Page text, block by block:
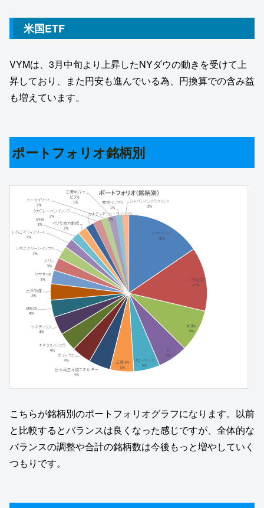
米国ETF
VYMは、3月中旬より上昇したNYダウの動きを受けて上
昇しており、また円安も進んでいる為、円換算での含み益
も増えています。
ポートフォリオ銘柄別
こちらが銘柄別のポートフォリオグラフになります。以前
と比較するとバランスは良くなった感じですが、全体的な
バランスの調整や合計の銘柄数は今後もっと増やしていく
つもりです。